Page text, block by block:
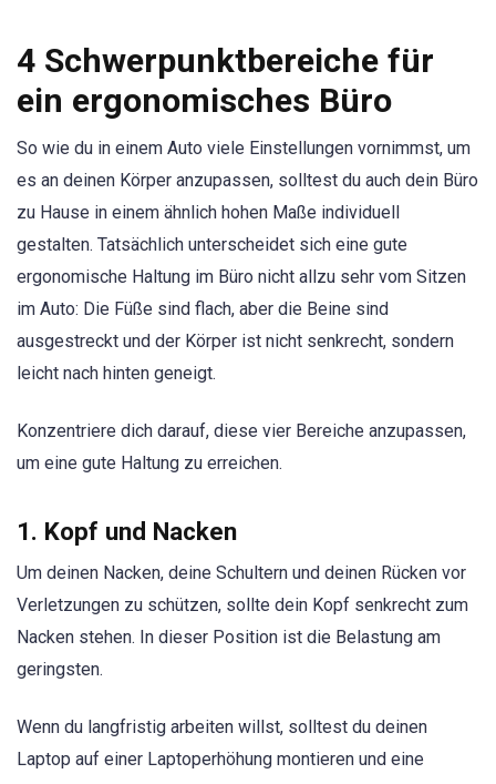
4 Schwerpunktbereiche für
ein ergonomisches Büro
So wie du in einem Auto viele Einstellungen vornimmst, um
es an deinen Körper anzupassen, solltest du auch dein Büro
zu Hause in einem ähnlich hohen Maße individuell
gestalten. Tatsächlich unterscheidet sich eine gute
ergonomische Haltung im Büro nicht allzu sehr vom Sitzen
im Auto: Die Füße sind flach, aber die Beine sind
ausgestreckt und der Körper ist nicht senkrecht, sondern
leicht nach hinten geneigt.
Konzentriere dich darauf, diese vier Bereiche anzupassen,
um eine gute Haltung zu erreichen.
1. Kopf und Nacken
Um deinen Nacken, deine Schultern und deinen Rücken vor
Verletzungen zu schützen, sollte dein Kopf senkrecht zum
Nacken stehen. In dieser Position ist die Belastung am
geringsten.
Wenn du langfristig arbeiten willst, solltest du deinen
Laptop auf einer Laptoperhöhung montieren und eine